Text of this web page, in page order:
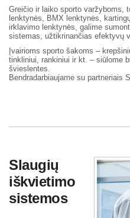
Greičio ir laiko sporto varžyboms,
lenktynės, BMX lenktynės,
irklavimo lenktynės, galime
sistemas, užtikrinančias efektyvų
Įvairioms sporto šakoms –
tinkliniui, rankiniui ir kt. – siūlome
švieslentes.
Bendradarbiaujame su partneriais
Slaugių
iškvietimo
sistemos